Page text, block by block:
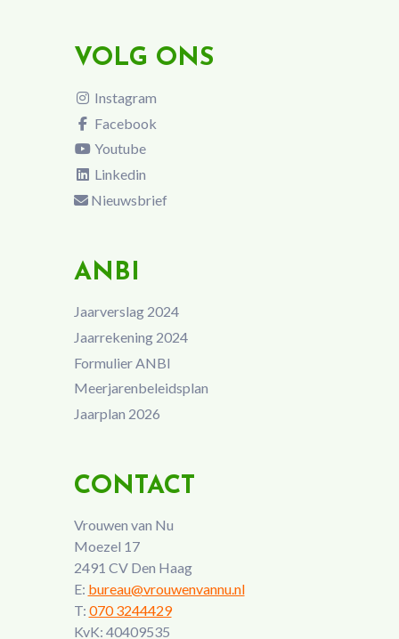
VOLG ONS
Instagram
Facebook
Youtube
Linkedin
Nieuwsbrief
ANBI
Jaarverslag 2024
Jaarrekening 2024
Formulier ANBI
Meerjarenbeleidsplan
Jaarplan 2026
CONTACT
Vrouwen van Nu
Moezel 17
2491 CV Den Haag
E: bureau@vrouwenvannu.nl
T: 070 3244429
KvK: 40409535